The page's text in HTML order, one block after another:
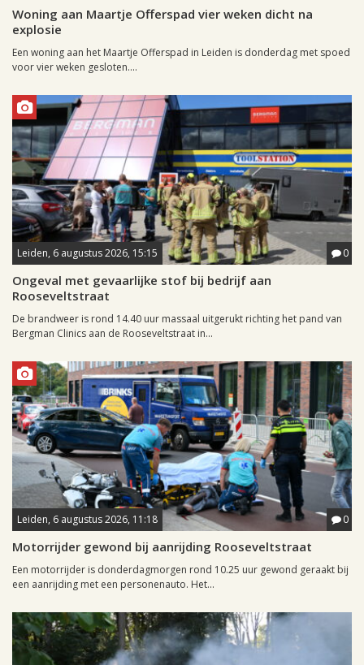
Woning aan Maartje Offerspad vier weken dicht na
explosie
Een woning aan het Maartje Offerspad in Leiden is donderdag met spoed
voor vier weken gesloten....
Leiden, 6 augustus 2026, 15:15 0
Ongeval met gevaarlijke stof bij bedrijf aan
Rooseveltstraat
De brandweer is rond 14.40 uur massaal uitgerukt richting het pand van
Bergman Clinics aan de Rooseveltstraat in...
Leiden, 6 augustus 2026, 11:18 0
Motorrijder gewond bij aanrijding Rooseveltstraat
Een motorrijder is donderdagmorgen rond 10.25 uur gewond geraakt bij
een aanrijding met een personenauto. Het...